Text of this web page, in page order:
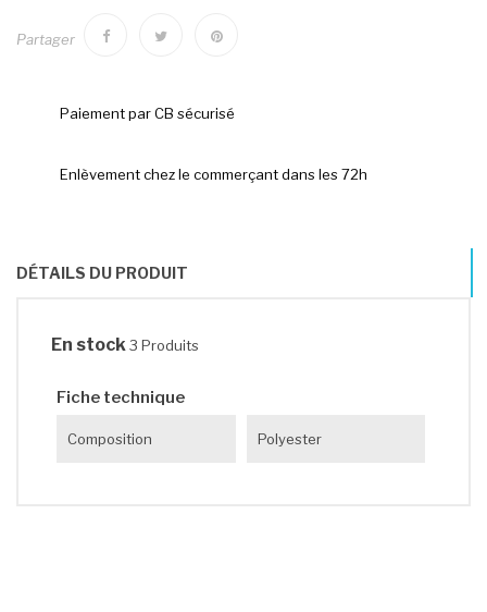
Partager
Paiement par CB sécurisé
Enlèvement chez le commerçant dans les 72h
DÉTAILS DU PRODUIT
En stock3 Produits
Fiche technique
Composition Polyester